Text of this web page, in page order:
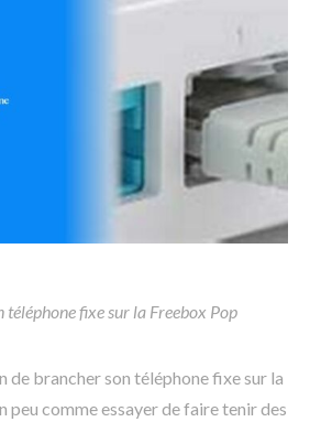
fixe sur la Freebox Pop
de brancher son téléphone fixe sur la
peu comme essayer de faire tenir des